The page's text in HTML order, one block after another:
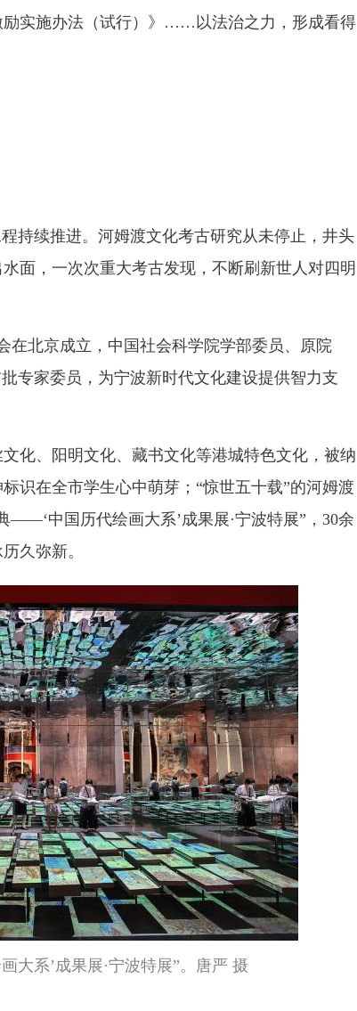
实施办法（试行）》……以法治之力，形成看得
续推进。河姆渡文化考古研究从未停止，井头
面，一次次重大考古发现，不断刷新世人对四明
北京成立，中国社会科学院学部委员、原院
专家委员，为宁波新时代文化建设提供智力支
、阳明文化、藏书文化等港城特色文化，被纳
识在全市学生心中萌芽；“惊世五十载”的河姆渡
——‘中国历代绘画大系’成果展·宁波特展”，30余
久弥新。
大系’成果展·宁波特展”。唐严 摄